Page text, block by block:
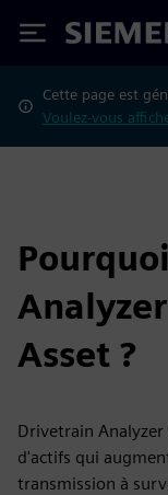
Siemens
Cette page est
Voulez-vous
Asset ?
Drivetrain
d'actifs qui
transmission à